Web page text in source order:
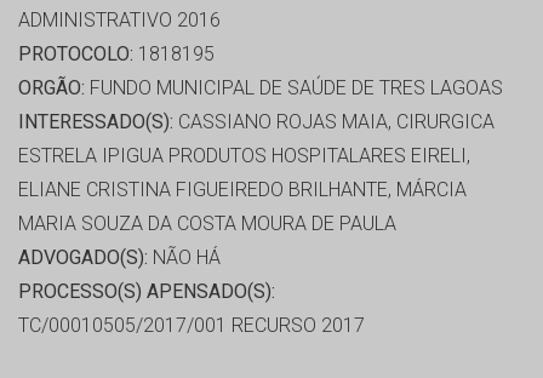
ADMINISTRATIVO 2016
PROTOCOLO: 1818195
ORGÃO: FUNDO MUNICIPAL DE SAÚDE DE TRES LAGOAS
INTERESSADO(S): CASSIANO ROJAS MAIA, CIRURGICA
ESTRELA IPIGUA PRODUTOS HOSPITALARES EIRELI,
ELIANE CRISTINA FIGUEIREDO BRILHANTE, MÁRCIA
MARIA SOUZA DA COSTA MOURA DE PAULA
ADVOGADO(S): NÃO HÁ
PROCESSO(S) APENSADO(S):
TC/00010505/2017/001 RECURSO 2017